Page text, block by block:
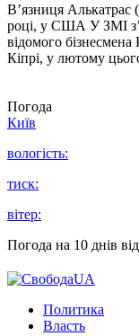
В’язниця Алькатрас
році, у США У ЗМІ
відомого
Кіпрі, у лютому
Погода
Київ
вологість:
тиск:
вітер:
Погода на 10 днів від
Политика
Власть